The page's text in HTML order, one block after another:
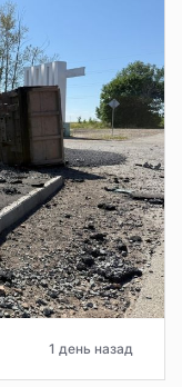
1 день назад